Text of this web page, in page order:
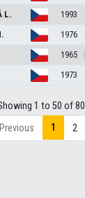
L. 1993
1976
1965
1973
1 to 50 of
Previous
1 2